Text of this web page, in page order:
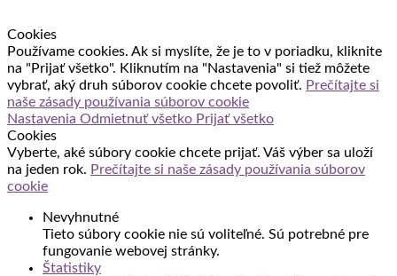
Cookies
Používame cookies. Ak si myslíte, že je to v poriadku, kliknite
na "Prijať všetko". Kliknutím na "Nastavenia" si tiež môžete
vybrať, aký druh súborov cookie chcete povoliť. Prečítajte si
naše zásady používania súborov cookie
Nastavenia Odmietnuť všetko Prijať všetko
Cookies
Vyberte, aké súbory cookie chcete prijať. Váš výber sa uloží
na jeden rok. Prečítajte si naše zásady používania súborov
cookie
Nevyhnutné
Tieto súbory cookie nie sú voliteľné. Sú potrebné pre
fungovanie webovej stránky.
Štatistiky